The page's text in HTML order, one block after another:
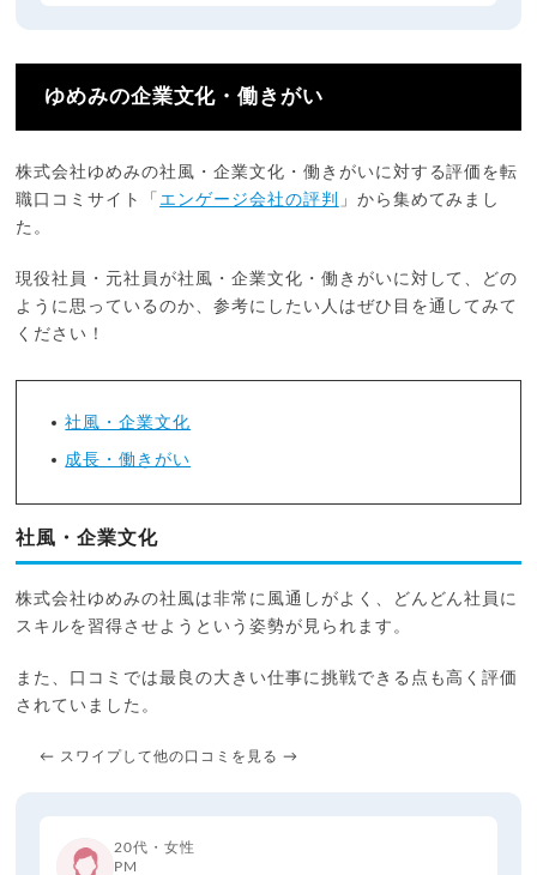
ゆめみの企業文化・働きがい
株式会社ゆめみの社風・企業文化・働きがいに対する評価を転
職口コミサイト「 エンゲージ会社の評判
」から集めてみまし
た。
現役社員・元社員が社風・企業文化・働きがいに対して、どの
ように思っているのか、参考にしたい人はぜひ目を通してみて
ください！
社風・企業文化
成長・働きがい
社風・企業文化
株式会社ゆめみの社風は非常に風通しがよく、どんどん社員に
スキルを習得させようという姿勢が見られます。
また、口コミでは最良の大きい仕事に挑戦できる点も高く評価
されていました。
← スワイプして他の口コミを見る →
20代・女性
PM